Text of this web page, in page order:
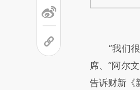
“我们很
席、“阿尔
告诉财新《